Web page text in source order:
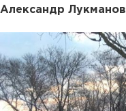
Александр Лукманов